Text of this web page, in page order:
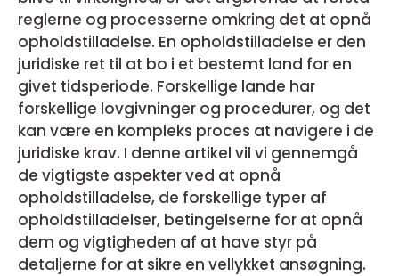
reglerne og processerne omkring det at opnå
opholdstilladelse. En opholdstilladelse er den
juridiske ret til at bo i et bestemt land for en
givet tidsperiode. Forskellige lande har
forskellige lovgivninger og procedurer, og det
kan være en kompleks proces at navigere i de
juridiske krav. I denne artikel vil vi gennemgå
de vigtigste aspekter ved at opnå
opholdstilladelse, de forskellige typer af
opholdstilladelser, betingelserne for at opnå
dem og vigtigheden af at have styr på
detaljerne for at sikre en vellykket ansøgning.